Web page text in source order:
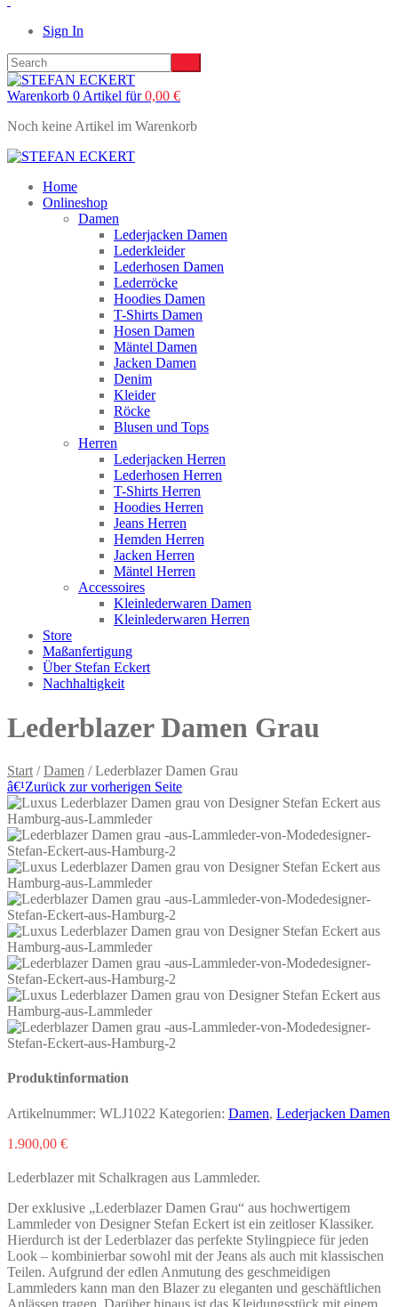
Sign In
Warenkorb 0 Artikel für0,00 €
Noch keine Artikel im Warenkorb
Home
Onlineshop
Damen
Lederjacken Damen
Lederkleider
Lederhosen Damen
Lederröcke
Hoodies Damen
T-Shirts Damen
Hosen Damen
Mäntel Damen
Jacken Damen
Denim
Kleider
Röcke
Blusen und Tops
Herren
Lederjacken Herren
Lederhosen Herren
T-Shirts Herren
Hoodies Herren
Jeans Herren
Hemden Herren
Jacken Herren
Mäntel Herren
Accessoires
Kleinlederwaren Damen
Kleinlederwaren Herren
Store
Maßanfertigung
Über Stefan Eckert
Nachhaltigkeit
Lederblazer Damen Grau
Start /Damen / Lederblazer Damen Grau
â€¹Zurück zur vorherigen Seite
Produktinformation
Artikelnummer: WLJ1022 Kategorien: Damen, Lederjacken Damen
1.900,00 €
Lederblazer mit Schalkragen aus Lammleder.
Der exklusive „Lederblazer Damen Grau“ aus hochwertigem
Lammleder von Designer Stefan Eckert ist ein zeitloser Klassiker.
Hierdurch ist der Lederblazer das perfekte Stylingpiece für jeden
Look – kombinierbar sowohl mit der Jeans als auch mit klassischen
Teilen. Aufgrund der edlen Anmutung des geschmeidigen
Lammleders kann man den Blazer zu eleganten und geschäftlichen
Anlässen tragen. Darüber hinaus ist das Kleidungsstück mit einem